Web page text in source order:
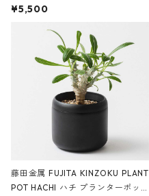
サンドカラー 石調 ideaco Station
¥5,500
藤田金属 FUJITA KINZOKU PLANT
POT HACHI ハチ プランターポッ